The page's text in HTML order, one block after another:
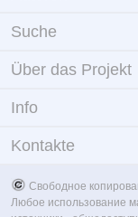
Suche
Über das Projekt
Info
Kontakte
Свободное
Любое использование